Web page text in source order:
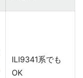
ILI9341系でも
OK